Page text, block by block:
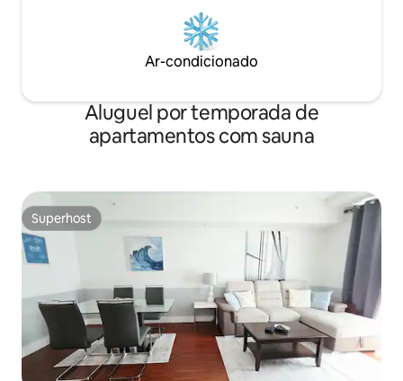
Ar-condicionado
Aluguel por temporada de
apartamentos com sauna
Superhost
Superhost